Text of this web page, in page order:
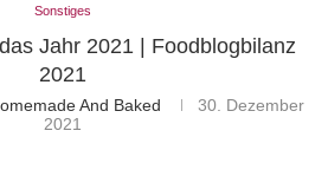
Sonstiges
Jahr 2021 | Foodblogbilanz
2021
And Baked
30. Dezember
2021